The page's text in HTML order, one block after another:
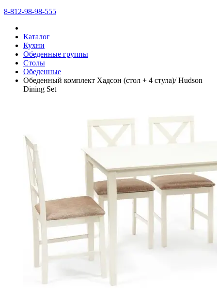
8-812-98-98-555
Каталог
Кухни
Обеденные группы
Столы
Обеденные
Обеденный комплект Хадсон (стол + 4 стула)/ Hudson
Dining Set